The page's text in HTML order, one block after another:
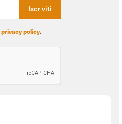
privacy policy.